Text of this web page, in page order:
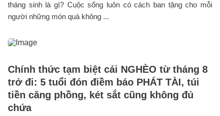
tháng sinh là gì? Cuộc sống luôn có cách ban tặng cho mỗi
người những món quà không ...
Chính thức tạm biệt cái NGHÈO từ tháng 8
trở đi: 5 tuổi đón điềm báo PHÁT TÀI, túi
tiền căng phồng, két sắt cũng không đủ
chứa